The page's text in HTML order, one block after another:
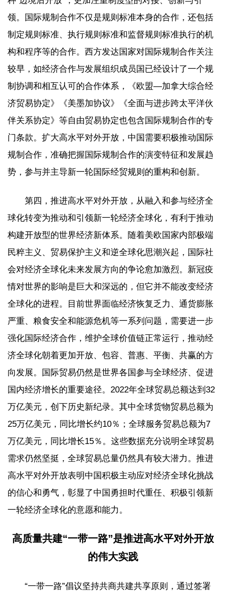
领。国际规制合作不仅是规则标准本身的合作，还包括
制定规则标准、执行规则标准和监督规则标准执行的机
构和程序等的合作。西方发达国家对国际规制合作关注
较早，如经济合作与发展组织成员国已经设计了一个规
制协调和相互认可的合作体系，《欧盟—加拿大综合经
济贸易协定》《美墨加协议》《全面与进步跨太平洋伙
伴关系协定》等自由贸易协定也包含国际规制合作的专
门条款。扩大高水平对外开放，中国需要积极推动国际
规制合作，准确把握国际规制合作的演变特征和发展趋
势，参与并主导新一轮国际经贸规则的重构和创新。
第四，推进高水平对外开放，从融入和参与经济全
球化转变为推动和引领新一轮经济全球化，有利于推动
构建开放型的世界经济新体系。随着美欧国家内部极端
民粹主义、贸易保护主义和逆全球化思潮兴起，国际社
会对经济全球化未来发展方向的争论愈加激烈。新冠疫
情对世界的影响是巨大和深远的，但它并不能改变经济
全球化的进程。目前世界面临经济恢复乏力、通货膨胀
严重、粮食安全和能源危机等一系列问题，需要进一步
强化国际经济合作，维护全球价值链正常运行，推动经
济全球化朝着更加开放、包容、普惠、平衡、共赢的方
向发展。国际贸易仍然是世界各国参与全球经济、促进
国内经济增长的重要途径。2022年全球贸易总额达到32
万亿美元，创下历史新纪录。其中全球货物贸易总额为
25万亿美元，同比增长约10％；全球服务贸易总额为7
万亿美元，同比增长15％。这些数据充分说明全球贸易
需求仍然坚挺，全球贸易总量仍然具有较大潜力。推进
高水平对外开放表明中国积极主动应对经济全球化挑战
的信心和勇气，彰显了中国勇担时代重任、积极引领新
一轮经济全球化的意愿和能力。
高质量共建“一带一路”是推进高水平对外开放
的伟大实践
“一带一路”倡议坚持共商共建共享原则，通过签署